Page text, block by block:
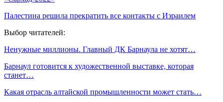
Палестина решила прекратить все контакты с Израилем
Выбор читателей:
Ненужные миллионы. Главный ДК Барнаула не хотят…
Барнаул готовится к художественной выставке, которая
станет…
Какая отрасль алтайской промышленности может стать…